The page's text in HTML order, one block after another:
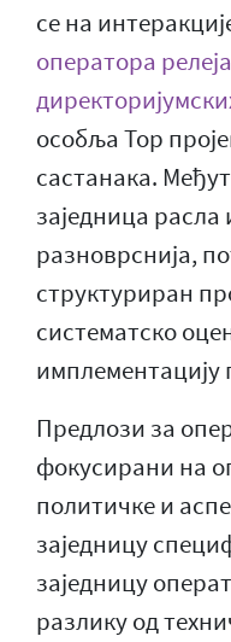
се на
оператора релеја
особља Тор
састанака.
заједница расла
разноврснија,
структуриран
систематско
имплементацију
Предлози за
фокусирани на
политичке и
заједницу
заједницу
разлику од